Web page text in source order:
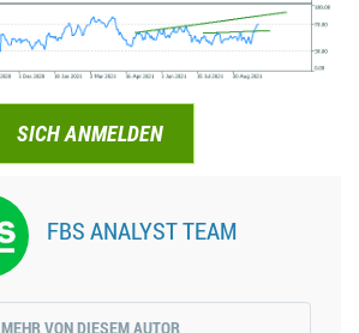
SICH ANMELDEN
FBS ANALYST TEAM
MEHR VON DIESEM AUTOR